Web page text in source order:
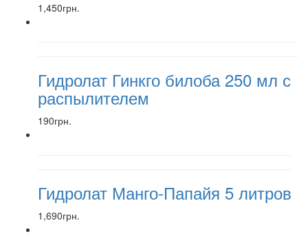
1,450грн.
Гидролат Гинкго билоба 250 мл с
распылителем
190грн.
Гидролат Манго-Папайя 5 литров
1,690грн.